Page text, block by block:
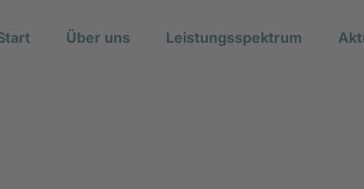
Über uns Leistungsspektrum